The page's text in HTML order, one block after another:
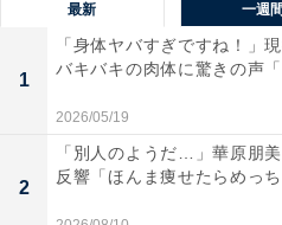
最新 一週間
1
「身体ヤバすぎですね！」
バキバキの肉体に驚きの声
2026/05/19
2
「別人のようだ…」華原朋
反響「ほんま痩せたらめっ